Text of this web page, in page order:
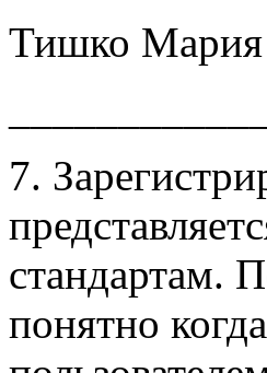
Тишко Мария
7.
стандартам.
понятно